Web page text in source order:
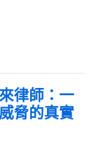
律師：一
脅的真實